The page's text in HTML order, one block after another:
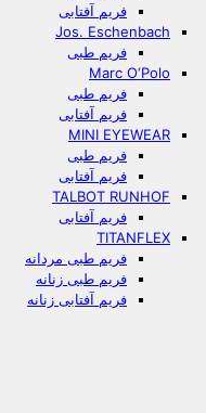
فریم آفتابی
Jos. Eschenbach
فریم طبی
Marc O‘Polo
فریم طبی
فریم آفتابی
MINI EYEWEAR
فریم طبی
فریم آفتابی
TALBOT RUNHOF
فریم آفتابی
TITANFLEX
فریم طبی مردانه
فریم طبی زنانه
فریم آفتابی زنانه